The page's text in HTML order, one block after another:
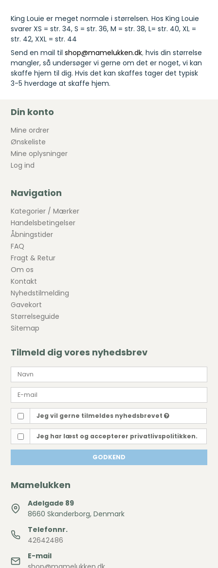
King Louie er meget normale i størrelsen. Hos King Louie
svarer XS = str. 34, S = str. 36, M = str. 38, L= str. 40, XL =
str. 42, XXL = str. 44
Send en mail tilshop@mamelukken.dk, hvis din størrelse
mangler, så undersøger vi gerne om det er noget, vi kan
skaffe hjem til dig. Hvis det kan skaffes tager det typisk
3-5 hverdage at skaffe hjem.
Din konto
Mine ordrer
Ønskeliste
Mine oplysninger
Log ind
Navigation
Kategorier / Mærker
Handelsbetingelser
Åbningstider
FAQ
Fragt & Retur
Om os
Kontakt
Nyhedstilmelding
Gavekort
Størrelseguide
Sitemap
Tilmeld dig vores nyhedsbrev
Jeg vil gerne tilmeldes nyhedsbrevet
Jeg har læst og accepterer privatlivspolitikken.
GODKEND
Mamelukken
Adelgade 89
8660 Skanderborg, Denmark
Telefonnr.
42642486
E-mail